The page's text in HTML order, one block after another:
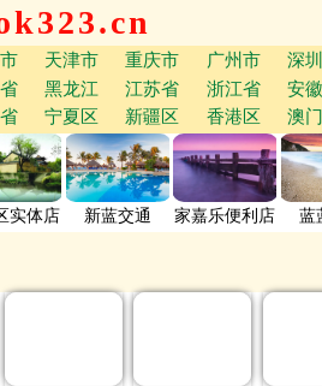
天津市 重庆市 广州市 深
黑龙江 江苏省 浙江省 安
宁夏区 新疆区 香港区 澳
实体店 新蓝交通 家嘉乐便利店 蓝